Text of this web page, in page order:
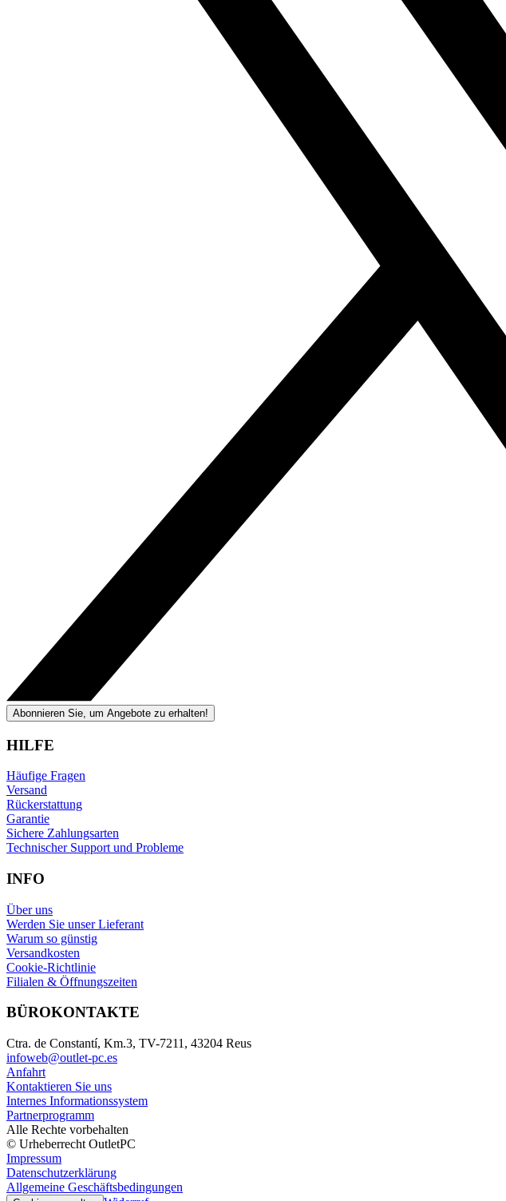
Abonnieren Sie, um Angebote zu erhalten!
HILFE
Häufige Fragen
Versand
Rückerstattung
Garantie
Sichere Zahlungsarten
Technischer Support und Probleme
INFO
Über uns
Werden Sie unser Lieferant
Warum so günstig
Versandkosten
Cookie-Richtlinie
Filialen & Öffnungszeiten
BÜROKONTAKTE
Ctra. de Constantí, Km.3, TV-7211, 43204 Reus
infoweb@outlet-pc.es
Anfahrt
Kontaktieren Sie uns
Internes Informationssystem
Partnerprogramm
Alle Rechte vorbehalten
© Urheberrecht OutletPC
Impressum
Datenschutzerklärung
Allgemeine Geschäftsbedingungen